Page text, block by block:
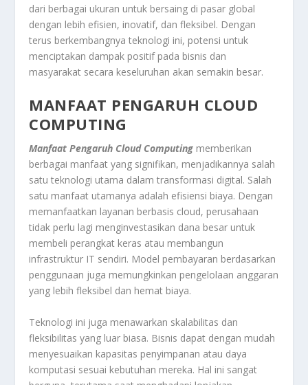
dari berbagai ukuran untuk bersaing di pasar global
dengan lebih efisien, inovatif, dan fleksibel. Dengan
terus berkembangnya teknologi ini, potensi untuk
menciptakan dampak positif pada bisnis dan
masyarakat secara keseluruhan akan semakin besar.
MANFAAT PENGARUH CLOUD
COMPUTING
Manfaat Pengaruh Cloud Computing memberikan
berbagai manfaat yang signifikan, menjadikannya salah
satu teknologi utama dalam transformasi digital. Salah
satu manfaat utamanya adalah efisiensi biaya. Dengan
memanfaatkan layanan berbasis cloud, perusahaan
tidak perlu lagi menginvestasikan dana besar untuk
membeli perangkat keras atau membangun
infrastruktur IT sendiri. Model pembayaran berdasarkan
penggunaan juga memungkinkan pengelolaan anggaran
yang lebih fleksibel dan hemat biaya.
Teknologi ini juga menawarkan skalabilitas dan
fleksibilitas yang luar biasa. Bisnis dapat dengan mudah
menyesuaikan kapasitas penyimpanan atau daya
komputasi sesuai kebutuhan mereka. Hal ini sangat